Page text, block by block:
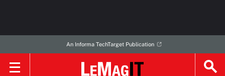
An Informa TechTarget Publication